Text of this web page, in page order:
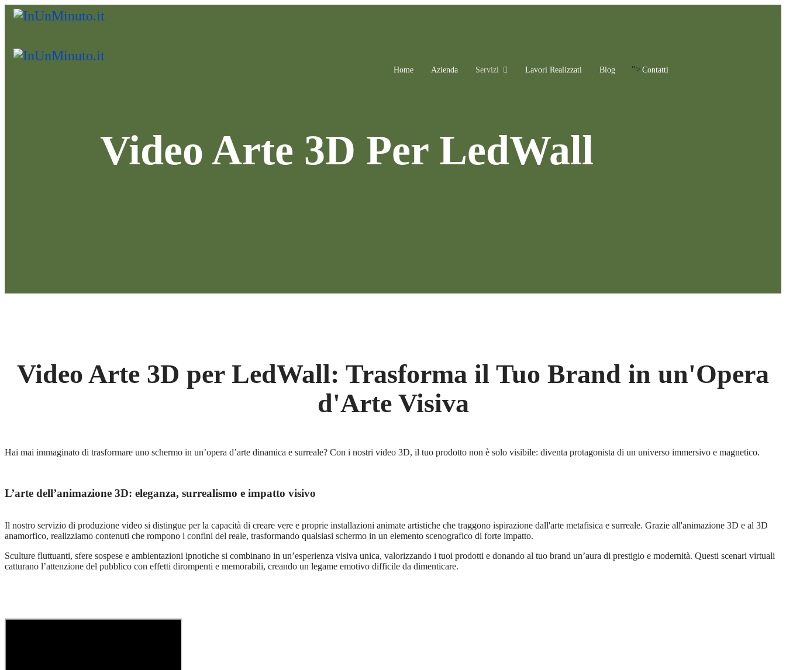
Home Azienda Servizi Lavori Realizzati Blog "> Contatti
Video Arte 3D Per LedWall
Video Arte 3D per LedWall: Trasforma il Tuo Brand in un'Opera
d'Arte Visiva
Hai mai immaginato di trasformare uno schermo in un’opera d’arte dinamica e surreale? Con i nostri video 3D, il tuo prodotto non è solo visibile: diventa protagonista di un universo immersivo e magnetico.
L’arte dell’animazione 3D: eleganza, surrealismo e impatto visivo
Il nostro servizio di produzione video si distingue per la capacità di creare vere e proprie installazioni animate artistiche che traggono ispirazione dall'arte metafisica e surreale. Grazie all'animazione 3D e al 3D
anamorfico, realizziamo contenuti che rompono i confini del reale, trasformando qualsiasi schermo in un elemento scenografico di forte impatto.
Sculture fluttuanti, sfere sospese e ambientazioni ipnotiche si combinano in un’esperienza visiva unica, valorizzando i tuoi prodotti e donando al tuo brand un’aura di prestigio e modernità. Questi scenari virtuali
catturano l’attenzione del pubblico con effetti dirompenti e memorabili, creando un legame emotivo difficile da dimenticare.